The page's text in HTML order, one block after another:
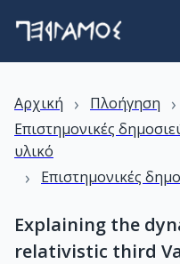
Αρχική › Πλοήγηση ›
Επιστημονικές
υλικό
› Επιστημονικές
Explaining the
relativistic third